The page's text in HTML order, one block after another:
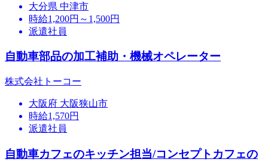
大分県 中津市
時給1,200円～1,500円
派遣社員
自動車部品の加工補助・機械オペレーター
株式会社トーコー
大阪府 大阪狭山市
時給1,570円
派遣社員
自動車カフェのキッチン担当/コンセプトカフェの